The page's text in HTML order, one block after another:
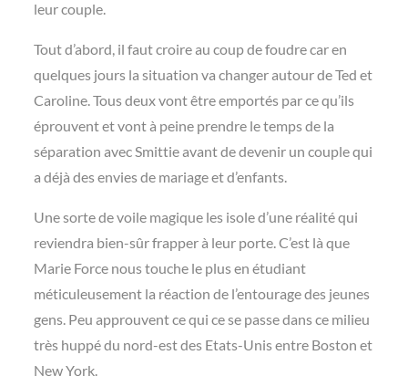
leur couple.
Tout d’abord, il faut croire au coup de foudre car en
quelques jours la situation va changer autour de Ted et
Caroline. Tous deux vont être emportés par ce qu’ils
éprouvent et vont à peine prendre le temps de la
séparation avec Smittie avant de devenir un couple qui
a déjà des envies de mariage et d’enfants.
Une sorte de voile magique les isole d’une réalité qui
reviendra bien-sûr frapper à leur porte. C’est là que
Marie Force nous touche le plus en étudiant
méticuleusement la réaction de l’entourage des jeunes
gens. Peu approuvent ce qui ce se passe dans ce milieu
très huppé du nord-est des Etats-Unis entre Boston et
New York.